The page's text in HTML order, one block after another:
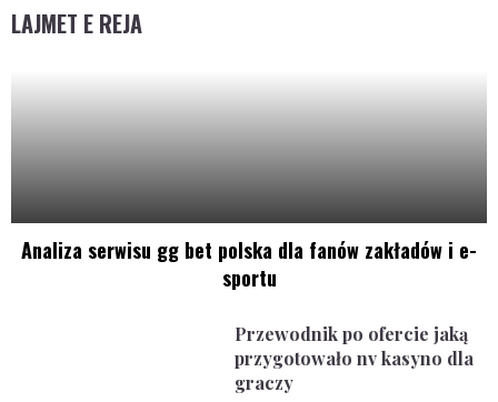
LAJMET E REJA
Analiza serwisu gg bet polska dla fanów zakładów i e-
sportu
Przewodnik po ofercie jaką
przygotowało nv kasyno dla
graczy